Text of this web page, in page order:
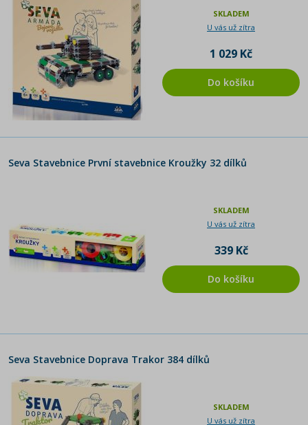
SKLADEM
U vás už zítra
1 029 Kč
Do košíku
Seva Stavebnice První stavebnice Kroužky 32 dílků
SKLADEM
U vás už zítra
339 Kč
Do košíku
Seva Stavebnice Doprava Trakor 384 dílků
SKLADEM
U vás už zítra